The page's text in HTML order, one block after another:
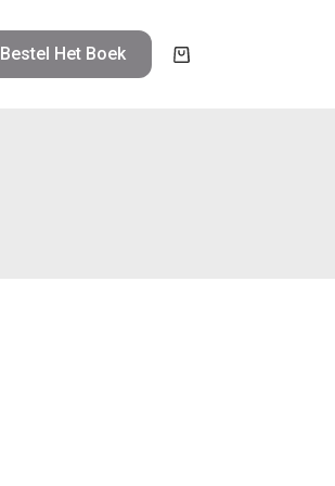
Bestel Het Boek Winkelwagen